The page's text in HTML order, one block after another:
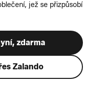
jež se přizpůsobí
zdarma
Zalando